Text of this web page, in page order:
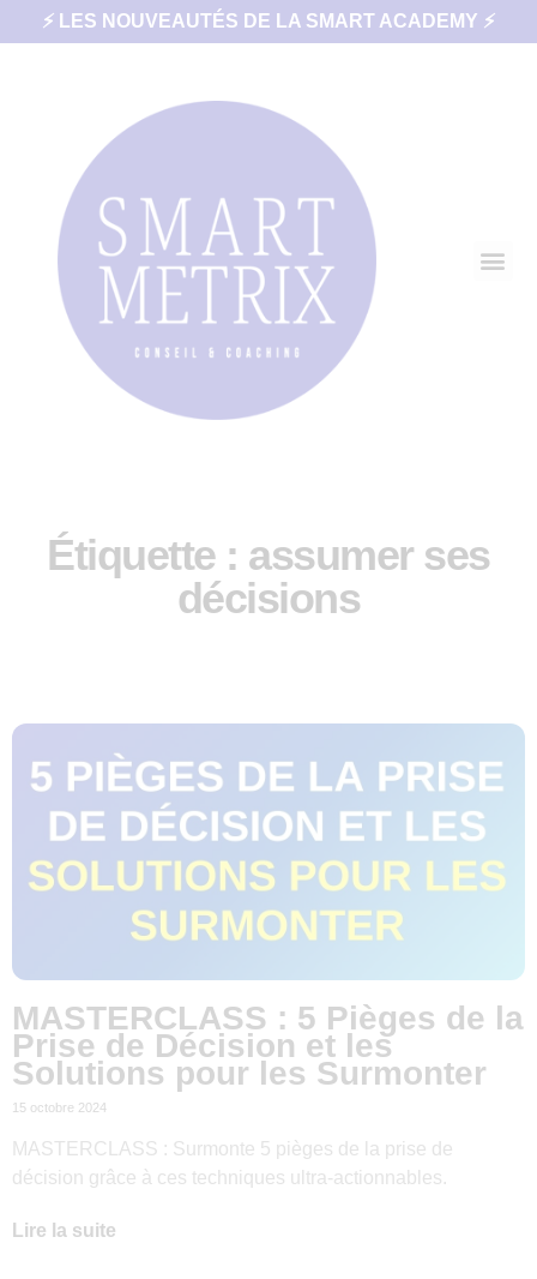
⚡ LES NOUVEAUTÉS DE LA SMART ACADEMY ⚡
Étiquette : assumer ses
décisions
MASTERCLASS : 5 Pièges de la
Prise de Décision et les
Solutions pour les Surmonter
15 octobre 2024
MASTERCLASS : Surmonte 5 pièges de la prise de
décision grâce à ces techniques ultra-actionnables.
Lire la suite